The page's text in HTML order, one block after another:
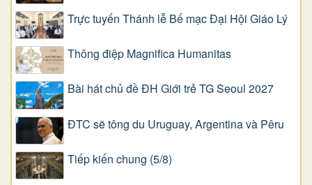
Trực tuyến Thánh lễ Bế mạc Đại Hội Giáo Lý
Thông điệp Magnifica Humanitas
Bài hát chủ đề ĐH Giới trẻ TG Seoul 2027
ĐTC sẽ tông du Uruguay, Argentina và Pêru
Tiếp kiến chung (5/8)